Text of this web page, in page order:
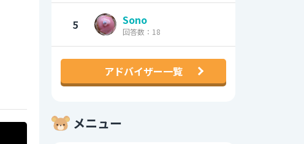
5 Sono
回答数：18
アドバイザー一覧
メニュー